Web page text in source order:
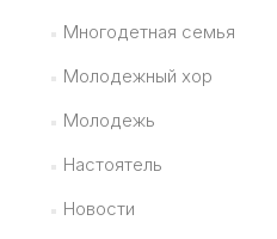
Многодетная семья
Молодежный хор
Молодежь
Настоятель
Новости